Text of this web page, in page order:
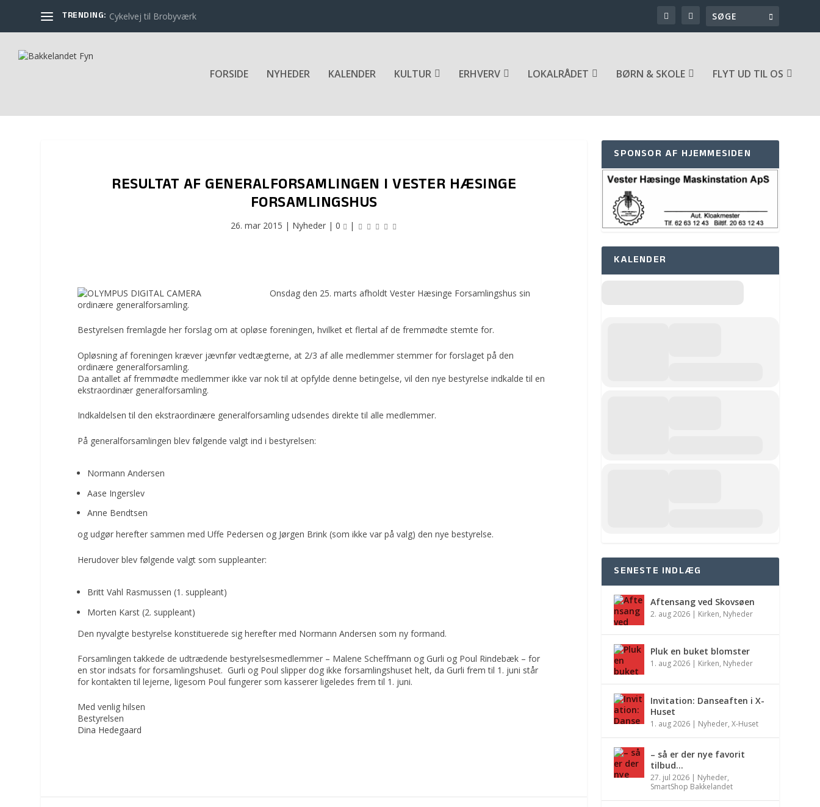
TRENDING: Cykelvej til Brobyværk
FORSIDE NYHEDER KALENDER KULTUR ERHVERV LOKALRÅDET BØRN & SKOLE FLYT UD TIL OS
RESULTAT AF GENERALFORSAMLINGEN I VESTER HÆSINGE
FORSAMLINGSHUS
26. mar 2015 | Nyheder |0 |
Onsdag den 25. marts afholdt Vester Hæsinge Forsamlingshus sin
ordinære generalforsamling.
Bestyrelsen fremlagde her forslag om at opløse foreningen, hvilket et flertal af de fremmødte stemte for.
Opløsning af foreningen kræver jævnfør vedtægterne, at 2/3 af alle medlemmer stemmer for forslaget på den
ordinære generalforsamling.
Da antallet af fremmødte medlemmer ikke var nok til at opfylde denne betingelse, vil den nye bestyrelse indkalde til en
ekstraordinær generalforsamling.
Indkaldelsen til den ekstraordinære generalforsamling udsendes direkte til alle medlemmer.
På generalforsamlingen blev følgende valgt ind i bestyrelsen:
Normann Andersen
Aase Ingerslev
Anne Bendtsen
og udgør herefter sammen med Uffe Pedersen og Jørgen Brink (som ikke var på valg) den nye bestyrelse.
Herudover blev følgende valgt som suppleanter:
Britt Vahl Rasmussen (1. suppleant)
Morten Karst (2. suppleant)
Den nyvalgte bestyrelse konstituerede sig herefter med Normann Andersen som ny formand.
Forsamlingen takkede de udtrædende bestyrelsesmedlemmer – Malene Scheffmann og Gurli og Poul Rindebæk – for
en stor indsats for forsamlingshuset. Gurli og Poul slipper dog ikke forsamlingshuset helt, da Gurli frem til 1. juni står
for kontakten til lejerne, ligesom Poul fungerer som kasserer ligeledes frem til 1. juni.
Med venlig hilsen
Bestyrelsen
Dina Hedegaard
SPONSOR AF HJEMMESIDEN
KALENDER
SENESTE INDLÆG
Aftensang ved Skovsøen
2. aug 2026 | Kirken, Nyheder
Pluk en buket blomster
1. aug 2026 | Kirken, Nyheder
Invitation: Danseaften i X-
Huset
1. aug 2026 | Nyheder,X-Huset
– så er der nye favorit
tilbud…
27. jul 2026 | Nyheder,
SmartShop Bakkelandet